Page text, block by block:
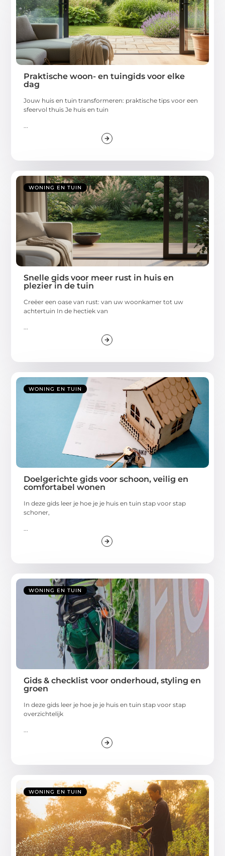
Praktische woon- en tuingids voor elke
dag
Jouw huis en tuin transformeren: praktische tips voor een
sfeervol thuis Je huis en tuin
...
WONING EN TUIN
Snelle gids voor meer rust in huis en
plezier in de tuin
Creëer een oase van rust: van uw woonkamer tot uw
achtertuin In de hectiek van
...
WONING EN TUIN
Doelgerichte gids voor schoon, veilig en
comfortabel wonen
In deze gids leer je hoe je je huis en tuin stap voor stap
schoner,
...
WONING EN TUIN
Gids & checklist voor onderhoud, styling en
groen
In deze gids leer je hoe je je huis en tuin stap voor stap
overzichtelijk
...
WONING EN TUIN